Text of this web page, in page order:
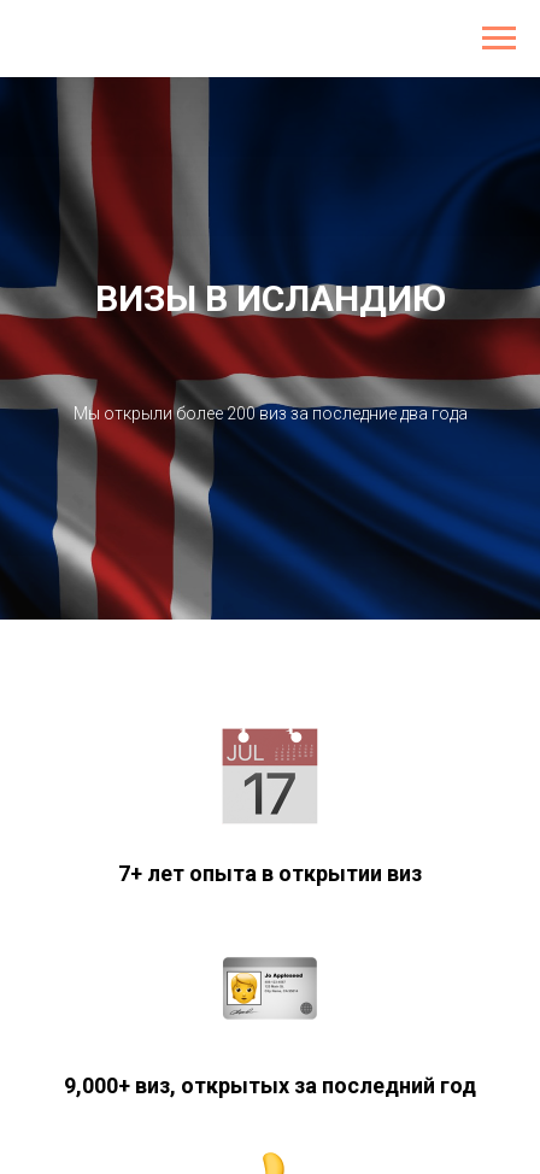
ВИЗЫ В ИСЛАНДИЮ
Мы открыли более 200 виз за последние два года
7+ лет опыта в открытии виз
9,000+ виз, открытых за последний год